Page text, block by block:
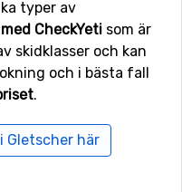
Gletscher
är bland annatSölden
(16 kilometers avstånd)
typer av
CheckYeti som är
skidklasser och kan
och i bästa fall
.
Gletscher här